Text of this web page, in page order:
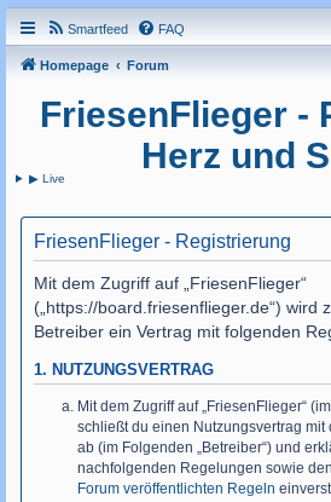
Smartfeed FAQ
Homepage Forum
FriesenFlieger -
Herz und
▶ Live
FriesenFlieger - Registrierung
Mit dem Zugriff auf „FriesenFlieger“
(„https://board.friesenflieger.de“) wird
Betreiber ein Vertrag mit folgenden
1. NUTZUNGSVERTRAG
Mit dem Zugriff auf „FriesenFlieger“
schließt du einen Nutzungsvertrag mit
ab (im Folgenden „Betreiber“) und
nachfolgenden Regelungen sowie
Forum veröffentlichten Regeln